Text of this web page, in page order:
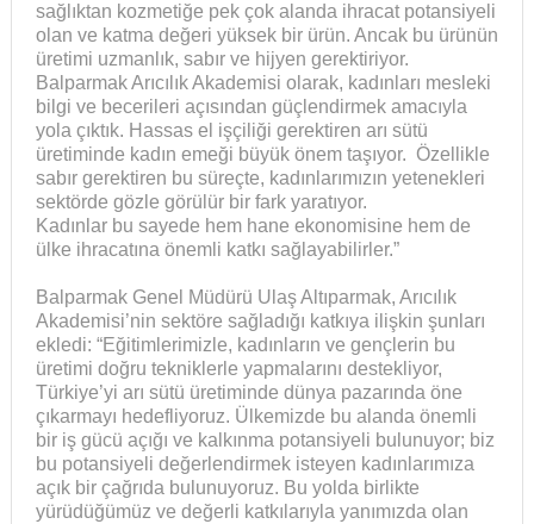
sağlıktan kozmetiğe pek çok alanda ihracat potansiyeli
olan ve katma değeri yüksek bir ürün. Ancak bu ürünün
üretimi uzmanlık, sabır ve hijyen gerektiriyor.
Balparmak Arıcılık Akademisi olarak, kadınları mesleki
bilgi ve becerileri açısından güçlendirmek amacıyla
yola çıktık. Hassas el işçiliği gerektiren arı sütü
üretiminde kadın emeği büyük önem taşıyor. Özellikle
sabır gerektiren bu süreçte, kadınlarımızın yetenekleri
sektörde gözle görülür bir fark yaratıyor.
Kadınlar bu sayede hem hane ekonomisine hem de
ülke ihracatına önemli katkı sağlayabilirler.”
Balparmak Genel Müdürü Ulaş Altıparmak, Arıcılık
Akademisi’nin sektöre sağladığı katkıya ilişkin şunları
ekledi: “Eğitimlerimizle, kadınların ve gençlerin bu
üretimi doğru tekniklerle yapmalarını destekliyor,
Türkiye’yi arı sütü üretiminde dünya pazarında öne
çıkarmayı hedefliyoruz. Ülkemizde bu alanda önemli
bir iş gücü açığı ve kalkınma potansiyeli bulunuyor; biz
bu potansiyeli değerlendirmek isteyen kadınlarımıza
açık bir çağrıda bulunuyoruz. Bu yolda birlikte
yürüdüğümüz ve değerli katkılarıyla yanımızda olan